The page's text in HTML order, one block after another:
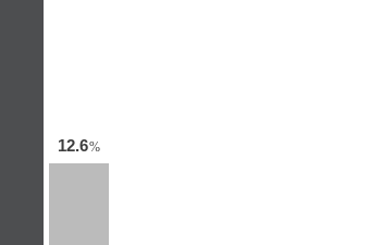
12.6%